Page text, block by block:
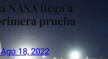
NASA llega a
prueba
Ago 18, 2022